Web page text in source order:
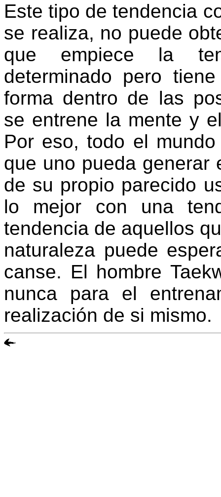
Este tipo de tendencia
se realiza, no puede
que empiece la
determinado pero
forma dentro de las
se entrene la mente y
Por eso, todo el
que uno pueda generar
de su propio parecido
lo mejor con una
tendencia de aquellos
naturaleza puede
canse. El hombre
nunca para el
realización de si mismo.